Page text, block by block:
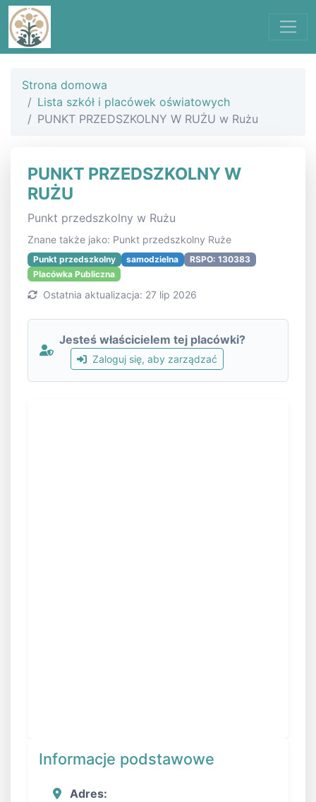
Strona domowa
Lista szkół i placówek oświatowych
PUNKT PRZEDSZKOLNY W RUŻU w Rużu
PUNKT PRZEDSZKOLNY W
RUŻU
Punkt przedszkolny w Rużu
Znane także jako: Punkt przedszkolny Ruże
Punkt przedszkolny samodzielna
RSPO: 130383
Placówka Publiczna
Ostatnia aktualizacja: 27 lip 2026
Jesteś właścicielem tej placówki?
Zaloguj się, aby zarządzać
Informacje podstawowe
Adres: